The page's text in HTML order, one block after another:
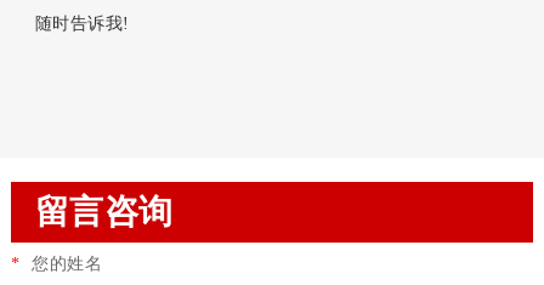
随时告诉我!
留言咨询
* 您的姓名